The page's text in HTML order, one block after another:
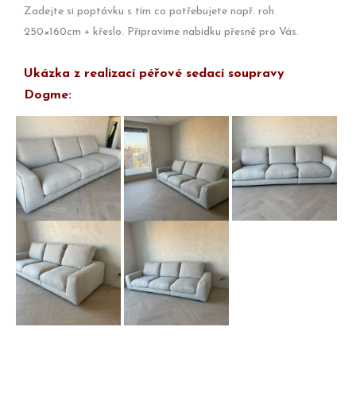
Zadejte si poptávku s tím co potřebujete např. roh
250×160cm + křeslo. Připravíme nabídku přesně pro Vás.
Ukázka z realizací péřové sedací soupravy
Dogme:
Látková
sedací
souprava
Dogme s
pérovými
polštáři -
velmi
pohodlná.
Trojpohovka
Dogme v
látce
plněná
husím
peřím.
Dogme
péřová
sedací
souprava
Péřová
sedačka
Dogme s
kompletně
Trojpohovka
plněná
husím